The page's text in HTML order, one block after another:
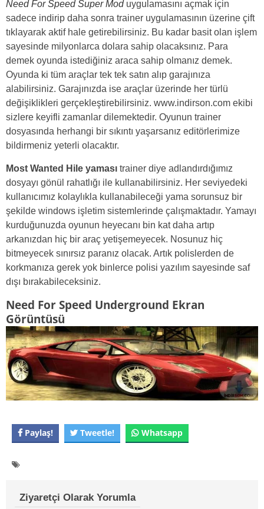
Need For Speed Super Moduygulamasını açmak için
sadece indirip daha sonra trainer uygulamasının üzerine çift
tıklayarak aktif hale getirebilirsiniz. Bu kadar basit olan işlem
sayesinde milyonlarca dolara sahip olacaksınız. Para
demek oyunda istediğiniz araca sahip olmanız demek.
Oyunda ki tüm araçlar tek tek satın alıp garajınıza
alabilirsiniz. Garajınızda ise araçlar üzerinde her türlü
değişiklikleri gerçekleştirebilirsiniz. www.indirson.com ekibi
sizlere keyifli zamanlar dilemektedir. Oyunun trainer
dosyasında herhangi bir sıkıntı yaşarsanız editörlerimize
bildirmeniz yeterli olacaktır.
Most Wanted Hile yaması trainer diye adlandırdığımız
dosyayı gönül rahatlığı ile kullanabilirsiniz. Her seviyedeki
kullanıcımız kolaylıkla kullanabileceği yama sorunsuz bir
şekilde windows işletim sistemlerinde çalışmaktadır. Yamayı
kurduğunuzda oyunun heyecanı bin kat daha artıp
arkanızdan hiç bir araç yetişemeyecek. Nosunuz hiç
bitmeyecek sınırsız paranız olacak. Artık polislerden de
korkmanıza gerek yok binlerce polisi yazılım sayesinde saf
dışı bırakabileceksiniz.
Need For Speed Underground Ekran
Görüntüsü
Paylaş! Tweetle! Whatsapp
Ziyaretçi Olarak Yorumla